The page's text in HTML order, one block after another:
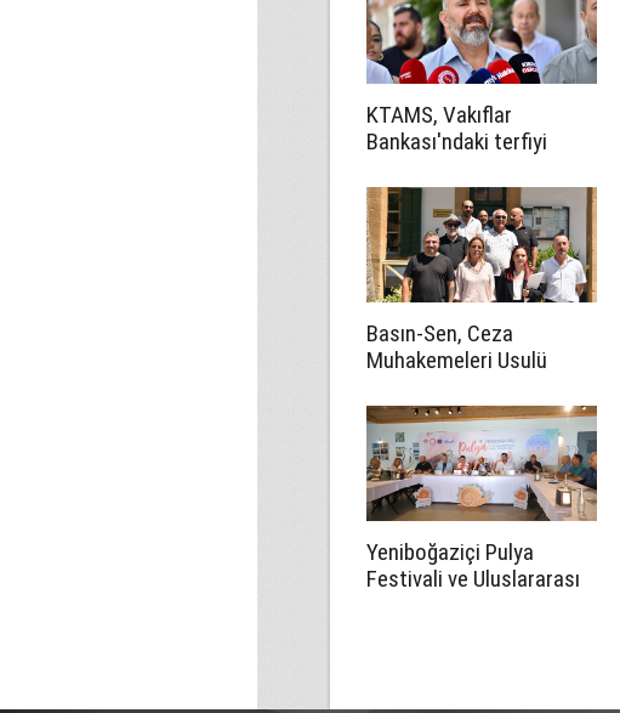
KTAMS, Vakıflar
Bankası'ndaki terfiyi
aykırı'
Basın-Sen, Ceza
Muhakemeleri Usulü
maddesinin iptali için
Anayasa Mahkemesi’ne
başvurdu
Yeniboğaziçi Pulya
Festivali ve Uluslararası